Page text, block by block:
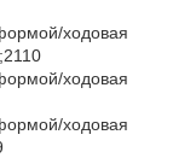
ходовая
ходовая
ходовая